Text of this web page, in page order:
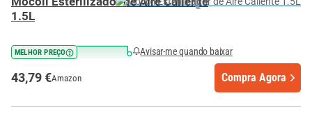
1.5L
MELHOR PREÇO Avisar-me quando baixar
43,79 €Amazon Compra Agora